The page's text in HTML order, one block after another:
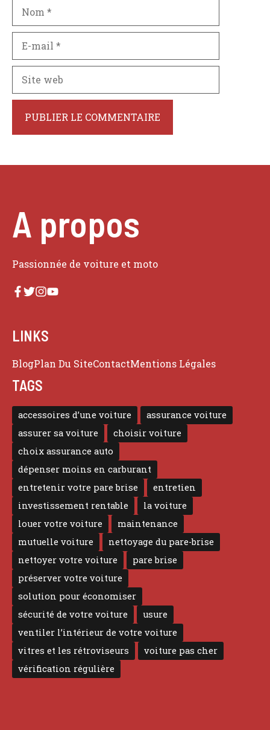
mail
web
A propos
Passionnée de voiture et moto
LINKS
BlogPlan Du SiteContactMentions Légales
TAGS
accessoires d’une voiture
assurance voiture
assurer sa voiture
choisir voiture
choix assurance auto
dépenser moins en carburant
entretenir votre pare brise
entretien
investissement rentable
la voiture
louer votre voiture
maintenance
mutuelle voiture
nettoyage du pare-brise
nettoyer votre voiture
pare brise
préserver votre voiture
solution pour économiser
sécurité de votre voiture
usure
ventiler l’intérieur de votre voiture
vitres et les rétroviseurs
voiture pas cher
vérification régulière